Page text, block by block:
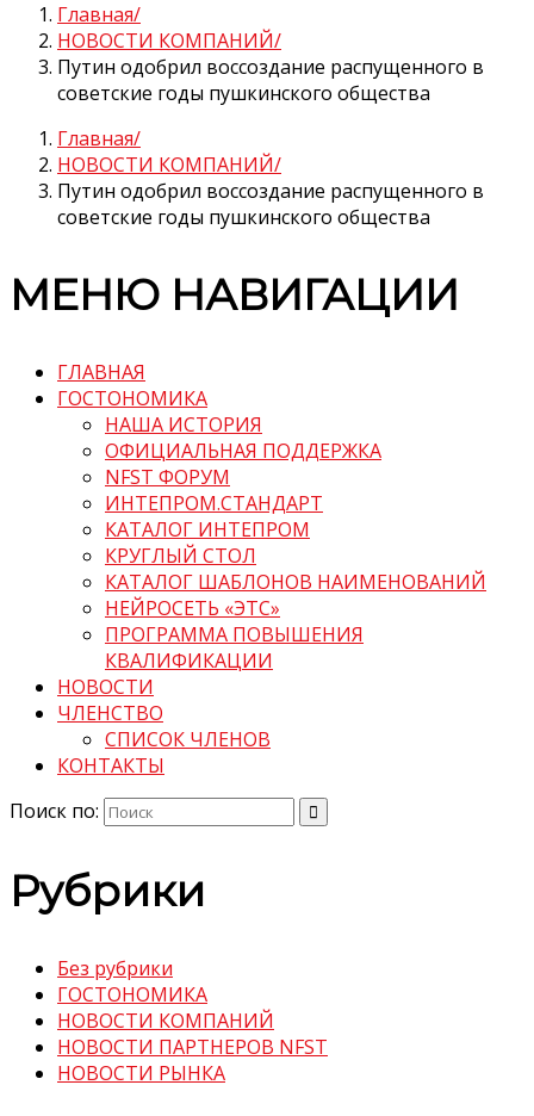
Главная
НОВОСТИ КОМПАНИЙ
Путин одобрил воссоздание распущенного в
советские годы пушкинского общества
Главная
НОВОСТИ КОМПАНИЙ
Путин одобрил воссоздание распущенного в
советские годы пушкинского общества
МЕНЮ НАВИГАЦИИ
ГЛАВНАЯ
ГОСТОНОМИКА
НАША ИСТОРИЯ
ОФИЦИАЛЬНАЯ ПОДДЕРЖКА
NFST ФОРУМ
ИНТЕПРОМ.СТАНДАРТ
КАТАЛОГ ИНТЕПРОМ
КРУГЛЫЙ СТОЛ
КАТАЛОГ ШАБЛОНОВ НАИМЕНОВАНИЙ
НЕЙРОСЕТЬ «ЭТС»
ПРОГРАММА ПОВЫШЕНИЯ
КВАЛИФИКАЦИИ
НОВОСТИ
ЧЛЕНСТВО
СПИСОК ЧЛЕНОВ
КОНТАКТЫ
Поиск по:
Рубрики
Без рубрики
ГОСТОНОМИКА
НОВОСТИ КОМПАНИЙ
НОВОСТИ ПАРТНЕРОВ NFST
НОВОСТИ РЫНКА